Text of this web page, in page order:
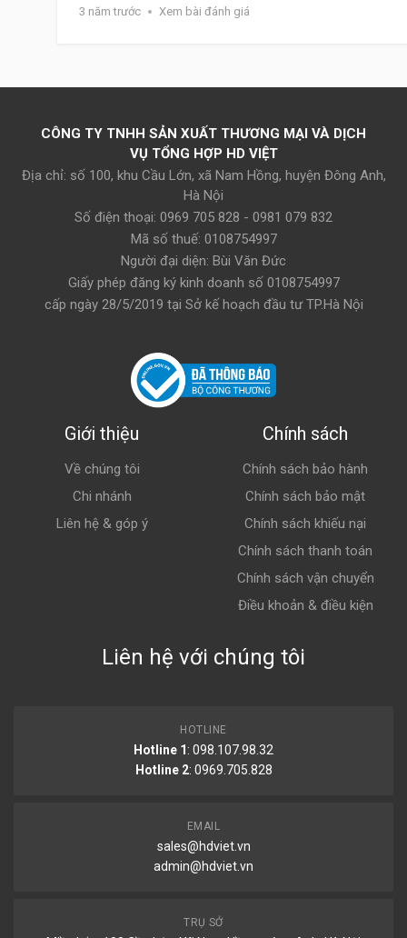
3 năm trước Xem bài đánh giá
CÔNG TY TNHH SẢN XUẤT THƯƠNG MẠI VÀ DỊCH
VỤ TỔNG HỢP HD VIỆT
Địa chỉ: số 100, khu Cầu Lớn, xã Nam Hồng, huyện Đông Anh,
Hà Nội
Số điện thoại: 0969 705 828 - 0981 079 832
Mã số thuế: 0108754997
Người đại diện: Bùi Văn Đức
Giấy phép đăng ký kinh doanh số 0108754997
cấp ngày 28/5/2019 tại Sở kế hoạch đầu tư TP.Hà Nội
Giới thiệu
Về chúng tôi
Chi nhánh
Liên hệ & góp ý
Chính sách
Chính sách bảo hành
Chính sách bảo mật
Chính sách khiếu nại
Chính sách thanh toán
Chính sách vận chuyển
Điều khoản & điều kiện
Liên hệ với chúng tôi
HOTLINE
Hotline 1 : 098.107.98.32
Hotline 2: 0969.705.828
EMAIL
sales@hdviet.vn
admin@hdviet.vn
TRỤ SỞ